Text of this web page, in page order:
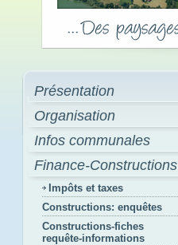
Présentation
Organisation
Infos communales
Finance-Constructions
Impôts et taxes
Constructions: enquêtes
Constructions-fiches
requête-informations